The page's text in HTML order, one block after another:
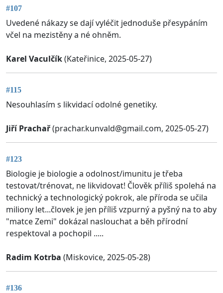
#107
Uvedené nákazy se dají vyléčit jednoduše přesypáním
včel na mezistěny a né ohněm.
Karel Vaculčík(Kateřinice, 2025-05-27)
#115
Nesouhlasím s likvidací odolné genetiky.
Jiří Prachař(prachar.kunvald@gmail.com, 2025-05-27)
#123
Biologie je biologie a odolnost/imunitu je třeba
testovat/trénovat, ne likvidovat! Člověk příliš spolehá na
technický a technologický pokrok, ale příroda se učila
miliony let...človek je jen příliš vzpurný a pyšný na to aby
"matce Zemi" dokázal naslouchat a běh přírodní
respektoval a pochopil .....
Radim Kotrba (Miskovice, 2025-05-28)
#136